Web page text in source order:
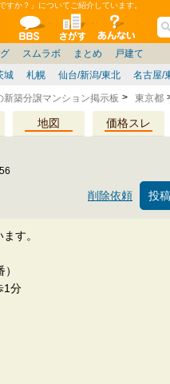
か？」についてご紹介しています。
ョンコミュニティ
全掲示板 物件検索 サイ
城 札幌 仙台/新潟/東北 名古屋/
名古屋/東海 大阪/兵庫/京都/関西
ョン質問 住宅質問 管理会社/組合
家具 ニュース 個人取引 政治
ン管理 ノウハウ 東京都 神奈川
スムラボ
の他 まとめ
兵庫県 福岡県 戸建て
新築分譲マンション掲示板 東京都
地図 価格スレ
削除依頼
す。
）
1分